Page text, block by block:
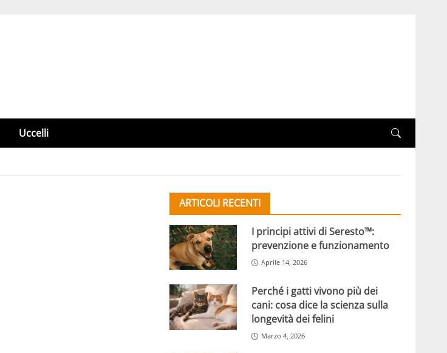
Uccelli
ARTICOLI RECENTI
I principi attivi di Seresto™:
prevenzione e funzionamento
Aprile 14, 2026
Perché i gatti vivono più dei
cani: cosa dice la scienza sulla
longevità dei felini
Marzo 4, 2026